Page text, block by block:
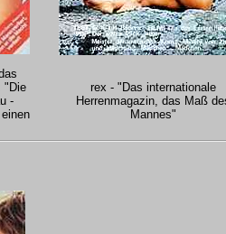
"Die
-
rex - "Das internationale
Herrenmagazin, das Maß
Mannes"